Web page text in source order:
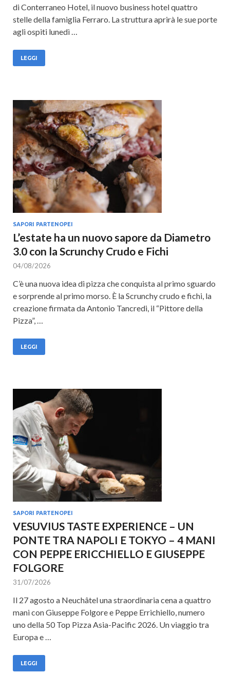
di Conterraneo Hotel, il nuovo business hotel quattro
stelle della famiglia Ferraro. La struttura aprirà le sue porte
agli ospiti lunedì …
LEGGI
SAPORI PARTENOPEI
L’estate ha un nuovo sapore da Diametro
3.0 con la Scrunchy Crudo e Fichi
04/08/2026
C’è una nuova idea di pizza che conquista al primo sguardo
e sorprende al primo morso. È la Scrunchy crudo e fichi, la
creazione firmata da Antonio Tancredi, il “Pittore della
Pizza”, …
LEGGI
SAPORI PARTENOPEI
VESUVIUS TASTE EXPERIENCE – UN
PONTE TRA NAPOLI E TOKYO – 4 MANI
CON PEPPE ERICCHIELLO E GIUSEPPE
FOLGORE
31/07/2026
Il 27 agosto a Neuchâtel una straordinaria cena a quattro
mani con Giuseppe Folgore e Peppe Errichiello, numero
uno della 50 Top Pizza Asia-Pacific 2026. Un viaggio tra
Europa e …
LEGGI